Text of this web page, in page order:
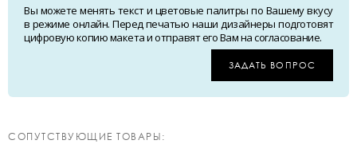
Вы можете менять текст и цветовые палитры по Вашему вкусу
в режиме онлайн. Перед печатью наши дизайнеры подготовят
цифровую копию макета и отправят его Вам на согласование.
ЗАДАТЬ ВОПРОС
CОПУТСТВУЮЩИЕ ТОВАРЫ: